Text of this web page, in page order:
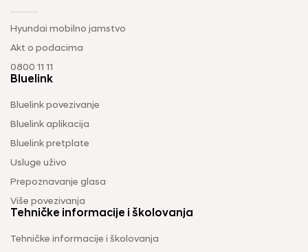
Hyundai mobilno jamstvo
Akt o podacima
0800 11 11
Bluelink
Bluelink povezivanje
Bluelink aplikacija
Bluelink pretplate
Usluge uživo
Prepoznavanje glasa
Više povezivanja
Tehničke informacije i školovanja
Tehničke informacije i školovanja